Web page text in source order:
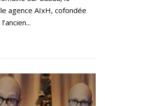
agence AIxH, cofondée